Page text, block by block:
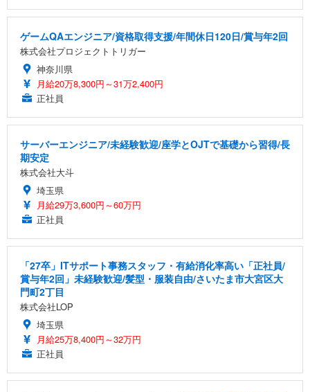
ゲームQAエンジニア/資格取得支援/年間休日120日/賞与年2回
株式会社プロジェクトトリガー
神奈川県
月給20万8,300円～31万2,400円
正社員
サーバーエンジニア/未経験歓迎/座学とOJTで基礎から習得/長
期安定
株式会社大斗
埼玉県
月給29万3,600円～60万円
正社員
「27卒」ITサポート事務スタッフ・有給消化率高い「正社員/
賞与年2回」未経験歓迎/髪型・服装自由/さいたま市大宮区大
門町2丁目
株式会社LOP
埼玉県
月給25万8,400円～32万円
正社員